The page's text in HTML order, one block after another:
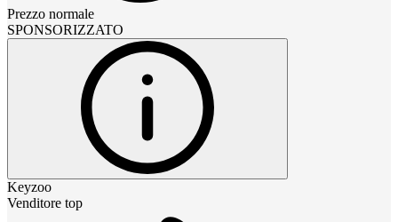
Prezzo normale
SPONSORIZZATO
Keyzoo
Venditore top